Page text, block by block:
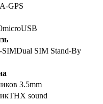
A-GPS
microUSB
SIMDual SIM Stand-By
3.5mm
THX sound